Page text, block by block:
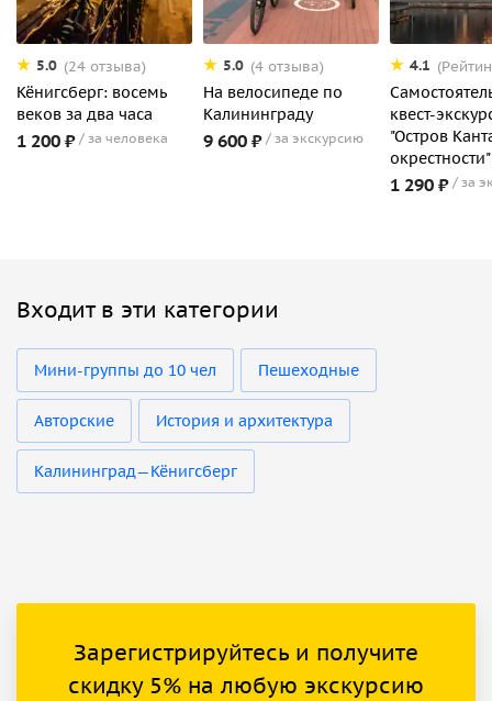
5.0 (24 отзыва)
Кёнигсберг: восемь
веков за два часа
1 200 ₽ за человека
5.0 (4 отзыва)
На велосипеде по
Калининграду
9 600 ₽ за экскурсию
4.1
квест-
"Остров
окрестности"
1 290 ₽ за
Входит в эти категории
Мини-группы до 10 чел Пешеходные
Авторские История и архитектура
Калининград—Кёнигсберг
Зарегистрируйтесь и получите
скидку 5% на любую экскурсию